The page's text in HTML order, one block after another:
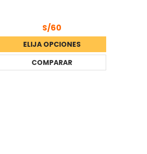
S/60
ELIJA OPCIONES
COMPARAR